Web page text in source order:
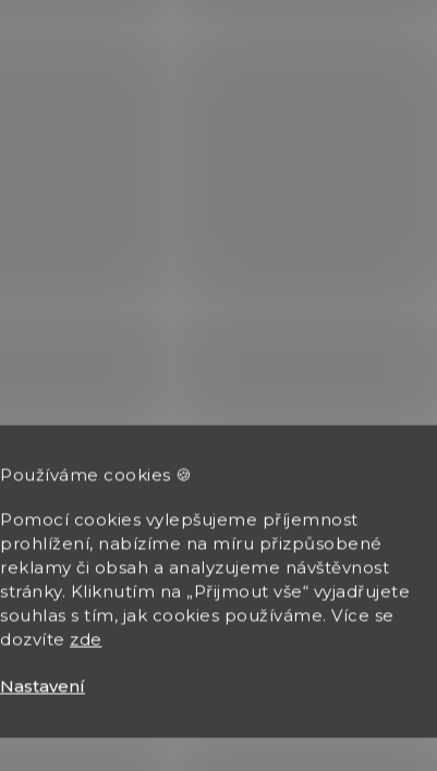
Používáme cookies 🍪
Pomocí cookies vylepšujeme příjemnost
prohlížení, nabízíme na míru přizpůsobené
reklamy či obsah a analyzujeme návštěvnost
stránky. Kliknutím na „Přijmout vše“ vyjadřujete
souhlas s tím, jak cookies používáme. Více se
dozvíte zde
Nastavení